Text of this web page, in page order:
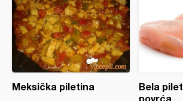
Meksička piletina
Bela
povrća